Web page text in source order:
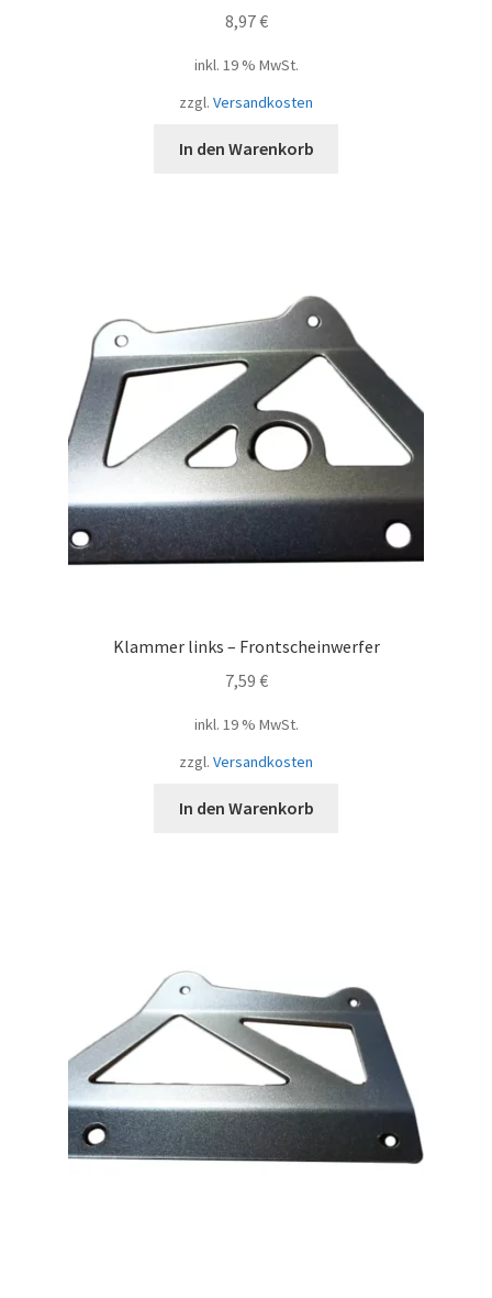
8,97€
inkl. 19 % MwSt.
zzgl. Versandkosten
In den Warenkorb
Klammer links – Frontscheinwerfer
7,59 €
inkl. 19 % MwSt.
zzgl. Versandkosten
In den Warenkorb